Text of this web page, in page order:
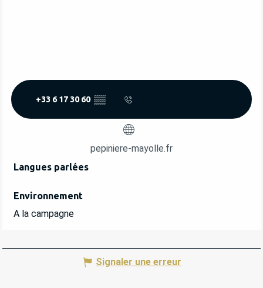
+33 6 17 30 60 ▒▒
pepiniere-mayolle.fr
Langues parlées
Langues parlées
Environnement
Environnement
A la campagne
Signaler une erreur